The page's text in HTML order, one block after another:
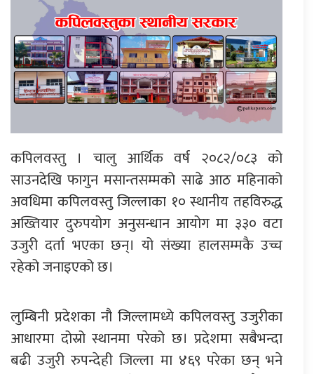
कपिलवस्तु । चालु आर्थिक वर्ष २०८२/०८३ को
साउनदेखि फागुन मसान्तसम्मको साढे आठ महिनाको
अवधिमा कपिलवस्तु जिल्लाका १० स्थानीय तहविरुद्ध
अख्तियार दुरुपयोग अनुसन्धान आयोग मा ३३० वटा
उजुरी दर्ता भएका छन्। यो संख्या हालसम्मकै उच्च
रहेको जनाइएको छ।
लुम्बिनी प्रदेशका नौ जिल्लामध्ये कपिलवस्तु उजुरीका
आधारमा दोस्रो स्थानमा परेको छ। प्रदेशमा सबैभन्दा
बढी उजुरी रुपन्देही जिल्ला मा ४६९ परेका छन् भने